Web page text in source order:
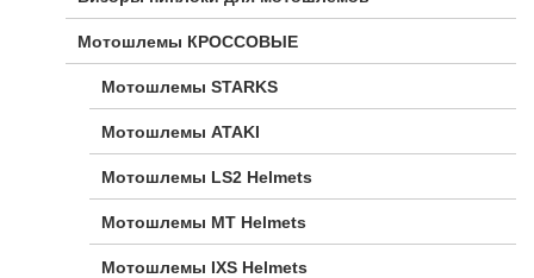
Мотошлемы КРОССОВЫЕ
Мотошлемы STARKS
Мотошлемы ATAKI
Мотошлемы LS2 Helmets
Мотошлемы MT Helmets
Мотошлемы IXS Helmets